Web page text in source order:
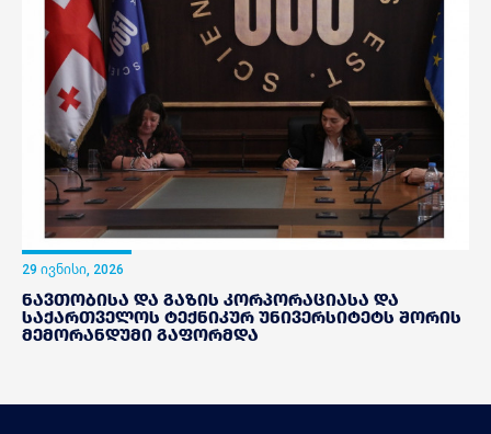
29 ივნისი, 2026
ნავთობისა და გაზის კორპორაციასა და
საქართველოს ტექნიკურ უნივერსიტეტს შორის
მემორანდუმი გაფორმდა